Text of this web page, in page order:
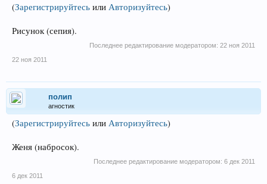
(Зарегистрируйтесь или Авторизуйтесь)
Рисунок (сепия).
Последнее редактирование модератором: 22 ноя 2011
22 ноя 2011
полип
агностик
(Зарегистрируйтесь или Авторизуйтесь)
Женя (набросок).
Последнее редактирование модератором: 6 дек 2011
6 дек 2011